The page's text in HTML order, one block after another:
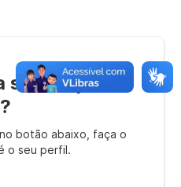
sobre qual
botão abaixo, faça o
o seu perfil.